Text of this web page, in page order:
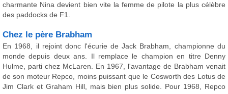
charmante Nina devient bien vite la femme de pilote la plus célèbre
des paddocks de F1.
Chez le père Brabham
En 1968, il rejoint donc l'écurie de Jack Brabham, championne du
monde depuis deux ans. Il remplace le champion en titre Denny
Hulme, parti chez McLaren. En 1967, l'avantage de Brabham venait
de son moteur Repco, moins puissant que le Cosworth des Lotus de
Jim Clark et Graham Hill, mais bien plus solide. Pour 1968, Repco